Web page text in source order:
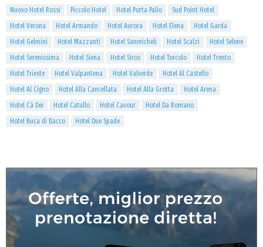
Nuovo Hotel Rossi
Piccolo Hotel Hotel Porta Palio
Sud Point Hotel
Hotel Verona
Hotel Armando Hotel Aurora Hotel Elena
Hotel Garda
Hotel Gelmini
Hotel Mazzanti Hotel Sanmicheli Hotel Scalzi
Hotel Selene
Hotel Serenissima
Hotel Siena Hotel Siros Hotel Torcolo
Hotel Trento
Hotel Trieste
Hotel Valpantena Hotel Valverde
Hotel Al Castello
Hotel Al Cigno
Hotel Alla Cancellata Hotel Alla Grotta
Hotel Arena
Hotel Cà Dei
Hotel Catullo Hotel Cavour
Hotel Da Romano
Hotel Buca di Bacco
Hotel Due Spade